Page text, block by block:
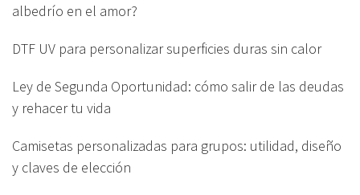
albedrío en el amor?
DTF UV para personalizar superficies duras sin calor
Ley de Segunda Oportunidad: cómo salir de las deudas
y rehacer tu vida
Camisetas personalizadas para grupos: utilidad, diseño
y claves de elección